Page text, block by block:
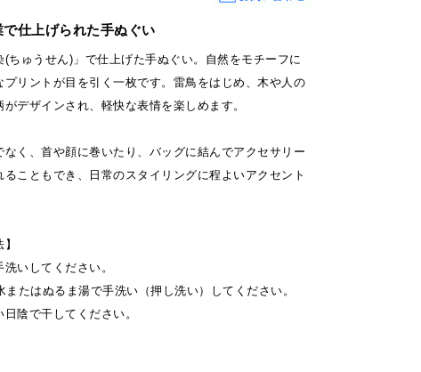
仕上げられた手ぬぐい
(ちゅうせん)」で仕上げた手ぬぐい。自然をモチーフに
プリントが目を引く一枚です。雷鳥をはじめ、木や人の
デザインされ、軽快な表情を楽しめます。
なく、首や顔に巻いたり、バッグに結んでアクセサリー
ることもでき、日常のスタイリングに程よいアクセント
洗いしてください。
またはぬるま湯で手洗い（押し洗い）してください。
日陰で干してください。